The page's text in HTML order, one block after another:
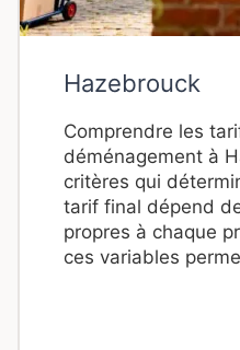
Hazebrouck
Comprendre les
déménagement à
critères qui
tarif final dépend
propres à chaque
ces variables